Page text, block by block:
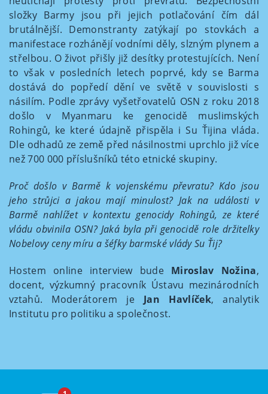
složky Barmy jsou při jejich potlačování čím dál
brutálnější. Demonstranty zatýkají po stovkách a
manifestace rozhánějí vodními děly, slzným plynem a
střelbou. O život přišly již desítky protestujících. Není
to však v posledních letech poprvé, kdy se Barma
dostává do popředí dění ve světě v souvislosti s
násilím. Podle zprávy vyšetřovatelů OSN z roku 2018
došlo v Myanmaru ke genocidě muslimských
Rohingů, ke které údajně přispěla i Su Ťijina vláda.
Dle odhadů ze země před násilnostmi uprchlo již více
než 700 000 příslušníků této etnické skupiny.
Proč došlo v Barmě k vojenskému převratu? Kdo jsou
jeho strůjci a jakou mají minulost? Jak na události v
Barmě nahlížet v kontextu genocidy Rohingů, ze které
vládu obvinila OSN? Jaká byla při genocidě role držitelky
Nobelovy ceny míru a šéfky barmské vlády Su Ťij?
Hostem online interview bude Miroslav Nožina,
docent, výzkumný pracovník Ústavu mezinárodních
vztahů. Moderátorem je Jan Havlíček, analytik
Institutu pro politiku a společnost.